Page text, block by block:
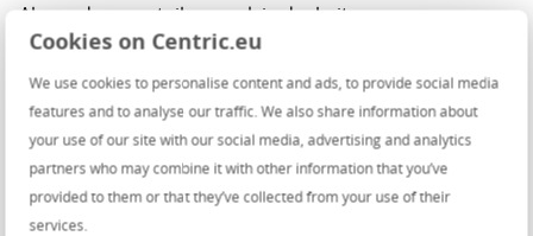
Cookies on Centric.eu
We use cookies to personalise content and ads, to provide social media
features and to analyse our traffic. We also share information about
your use of our site with our social media, advertising and analytics
partners who may combine it with other information that you’ve
provided to them or that they’ve collected from your use of their
services.
Als moderne retailer maak je deel uit van een
ecosysteem. Het is daarom essentieel om de
verschillende oplossingen met elkaar te integreren. Zo
bied je jouw klanten de best mogelijke service. Om die
integratie mogelijk te maken, moeten de systemen
‘open’ zijn. Het Omnichannel Business Platform is een
retailplatform met standaard interfaces (API’s),
waarmee eenvoudig geïntegreerd kan worden. De API’s